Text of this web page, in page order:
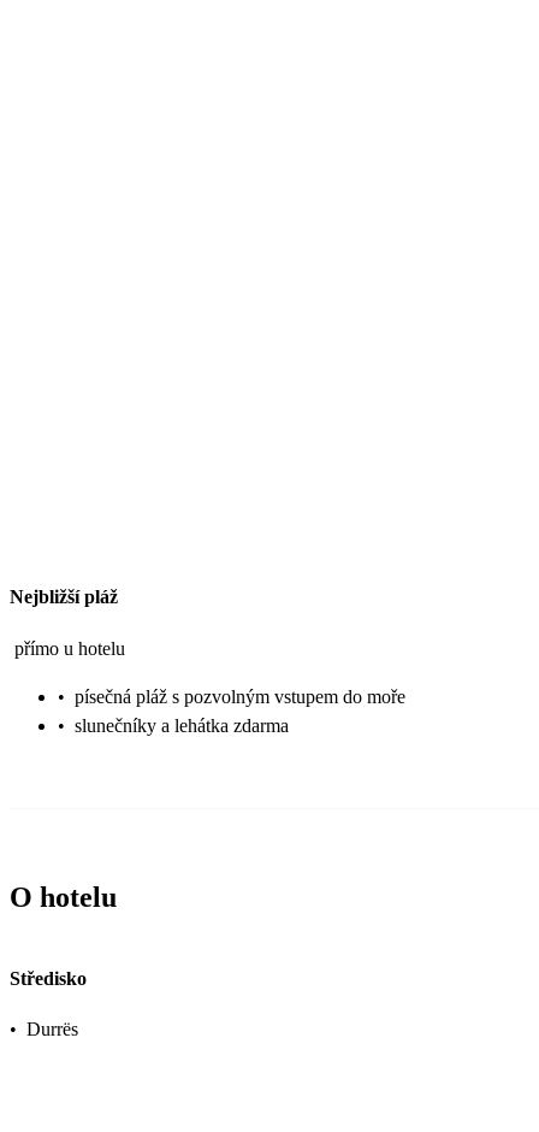
Nejbližší pláž
přímo u hotelu
• písečná pláž s pozvolným vstupem do moře
• slunečníky a lehátka zdarma
O hotelu
Středisko
• Durrës